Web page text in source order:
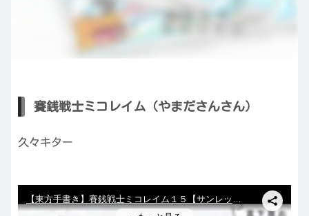
賽銭戦士ミコレイム（やまださんさん）
久々キター